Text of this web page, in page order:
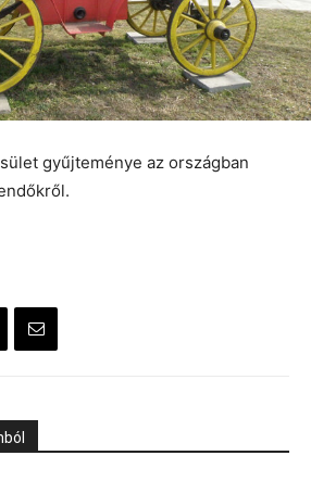
gyűjteménye az országban